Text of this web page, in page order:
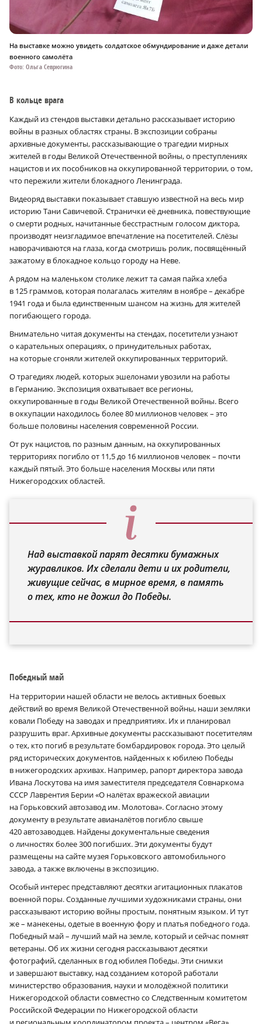
На выставке можно увидеть солдатское обмундирование и даже детали
военного самолёта
Фото: Ольга Севрюгина
В кольце врага
Каждый из стендов выставки детально рассказывает историю
войны в разных областях страны. В экспозиции собраны
архивные документы, рассказывающие о трагедии мирных
жителей в годы Великой Отечественной войны, о преступлениях
нацистов и их пособников на оккупированной территории, о том,
что пережили жители блокадного Ленинграда.
Видеоряд выставки показывает ставшую известной на весь мир
историю Тани Савичевой. Странички её дневника, повествующие
о смерти родных, начитанные бесстрастным голосом диктора,
производят неизгладимое впечатление на посетителей. Слёзы
наворачиваются на глаза, когда смотришь ролик, посвящённый
зажатому в блокадное кольцо городу на Неве.
А рядом на маленьком столике лежит та самая пайка хлеба
в 125 граммов, которая полагалась жителям в ноябре – декабре
1941 года и была единственным шансом на жизнь для жителей
погибающего города.
Внимательно читая документы на стендах, посетители узнают
о карательных операциях, о принудительных работах,
на которые сгоняли жителей оккупированных территорий.
О трагедиях людей, которых эшелонами увозили на работы
в Германию. Экспозиция охватывает все регионы,
оккупированные в годы Великой Отечественной войны. Всего
в оккупации находилось более 80 миллионов человек – это
больше половины населения современной России.
От рук нацистов, по разным данным, на оккупированных
территориях погибло от 11,5 до 16 миллионов человек – почти
каждый пятый. Это больше населения Москвы или пяти
Нижегородских областей.
Над выставкой парят десятки бумажных
журавликов. Их сделали дети и их родители,
живущие сейчас, в мирное время, в память
о тех, кто не дожил до Победы.
Победный май
На территории нашей области не велось активных боевых
действий во время Великой Отечественной войны, наши земляки
ковали Победу на заводах и предприятиях. Их и планировал
разрушить враг. Архивные документы рассказывают посетителям
о тех, кто погиб в результате бомбардировок города. Это целый
ряд исторических документов, найденных к юбилею Победы
в нижегородских архивах. Например, рапорт директора завода
Ивана Лоскутова на имя заместителя председателя Совнаркома
СССР Лаврентия Берии «О налётах вражеской авиации
на Горьковский автозавод им. Молотова». Согласно этому
документу в результате авианалётов погибло свыше
420 автозаводцев. Найдены документальные сведения
о личностях более 300 погибших. Эти документы будут
размещены на сайте музея Горьковского автомобильного
завода, а также включены в экспозицию.
Особый интерес представляют десятки агитационных плакатов
военной поры. Созданные лучшими художниками страны, они
рассказывают историю войны простым, понятным языком. И тут
же – манекены, одетые в военную фору и платья победного года.
Победный май – лучший май на земле, который и сейчас помнят
ветераны. Об их жизни сегодня рассказывают десятки
фотографий, сделанных в год юбилея Победы. Эти снимки
и завершают выставку, над созданием которой работали
министерство образования, науки и молодёжной политики
Нижегородской области совместно со Следственным комитетом
Российской Федерации по Нижегородской области